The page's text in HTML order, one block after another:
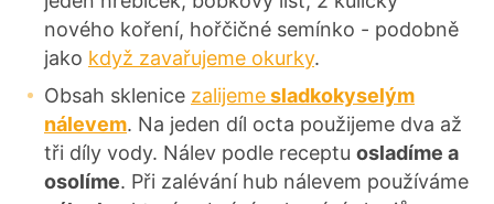
nového koření, hořčičné semínko - podobně
jako když zavařujeme okurky.
Obsah sklenice zalijemesladkokyselým
nálevem. Na jeden díl octa použijeme dva až
tři díly vody. Nálev podle receptu osladíme a
osolíme. Při zalévání hub nálevem používáme